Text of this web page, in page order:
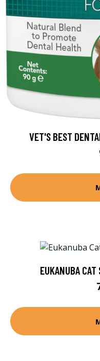
VET'S BEST
EUKANUBA